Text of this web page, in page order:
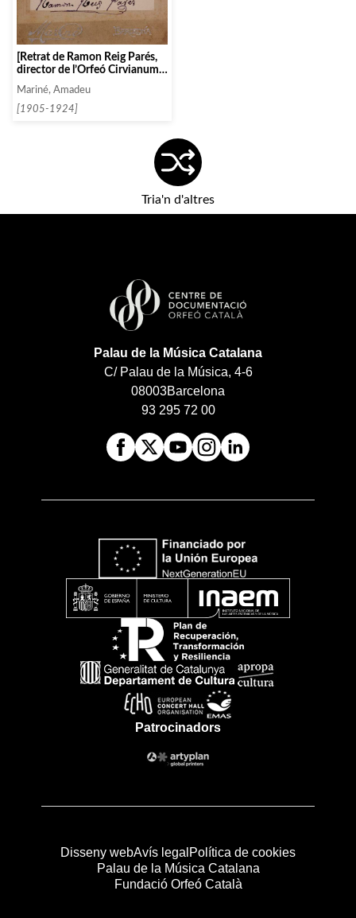
[Retrat de Ramon Reig Parés,
director de l’Orfeó Cirvianum
de Torelló]
Mariné, Amadeu
[1905-1924]
Tria'n d'altres
Palau de la Música Catalana
C/ Palau de la Música, 4-6
08003Barcelona
93 295 72 00
Patrocinadors
Disseny webAvís legal Política de cookies
Palau de la Música Catalana
Fundació Orfeó Català